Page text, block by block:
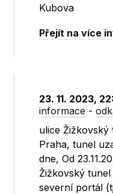
Kubova
Přejít na více
23. 11. 2023,
informace -
ulice
Praha, tunel
dne, Od
Žižkovský
severní portál